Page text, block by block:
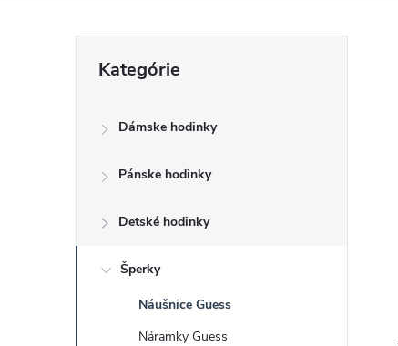
ý
kategórie
Kategórie
Dámske hodinky
Pánske hodinky
Detské hodinky
Šperky
Náušnice Guess
Náramky Guess